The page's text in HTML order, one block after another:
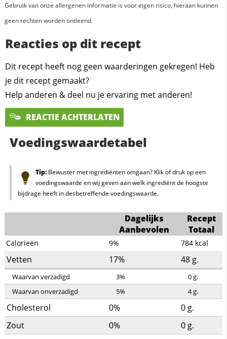
Gebruik van onze allergenen informatie is voor eigen risico, hieraan kunnen
geen rechten worden ontleend.
Reacties op dit recept
Dit recept heeft nog geen waarderingen gekregen! Heb
je dit recept gemaakt?
Help anderen & deel nu je ervaring met anderen!
REACTIE ACHTERLATEN
Voedingswaardetabel
Tip:Bewuster met ingrediënten omgaan? Klik of druk op een
voedingswaarde en wij geven aan welk ingrediënt de hoogste
bijdrage heeft in desbetreffende voedingswaarde.
Dagelijks
Aanbevolen
Recept
Totaal
Calorieën 9% 784 kcal
Vetten 17% 48g.
Waarvan verzadigd 3% 0g.
Waarvan onverzadigd
5% 4g.
Cholesterol 0% 0g.
Zout
0% 0g.